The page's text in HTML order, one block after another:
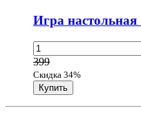
Игра настольная
399
Скидка 34%